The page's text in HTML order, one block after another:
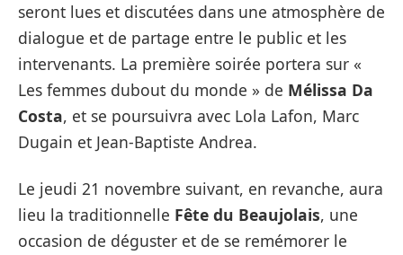
seront lues et discutées dans une atmosphère de
dialogue et de partage entre le public et les
intervenants. La première soirée portera sur «
Les femmes dubout du monde » de Mélissa Da
Costa, et se poursuivra avec Lola Lafon, Marc
Dugain et Jean-Baptiste Andrea.
Le jeudi 21 novembre suivant, en revanche, aura
lieu la traditionnelle Fête du Beaujolais, une
occasion de déguster et de se remémorer le